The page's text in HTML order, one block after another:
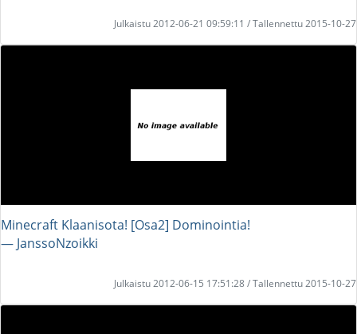
Julkaistu 2012-06-21 09:59:11 / Tallennettu 2015-10-27
Minecraft Klaanisota! [Osa2] Dominointia!
― JanssoNzoikki
Julkaistu 2012-06-15 17:51:28 / Tallennettu 2015-10-27